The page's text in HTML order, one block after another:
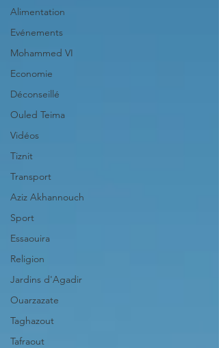
Alimentation
Evénements
Mohammed VI
Economie
Déconseillé
Ouled Teima
Vidéos
Tiznit
Transport
Aziz Akhannouch
Sport
Essaouira
Religion
Jardins d'Agadir
Ouarzazate
Taghazout
Tafraout